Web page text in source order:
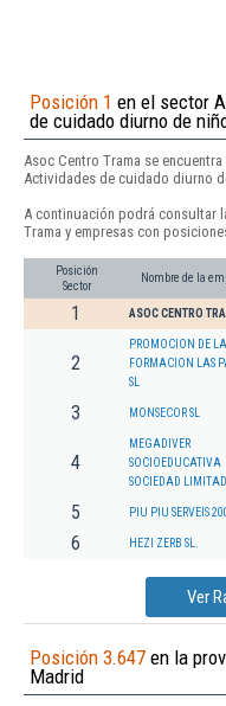
Posición 1 en el sector
de cuidado diurno de
Asoc Centro Trama se
Actividades de cuidado diurno
A continuación podrá consultar
Trama y empresas con
Posición
Sector
Nombre de la
1 ASOC CENTRO
2
PROMOCION DE LA
FORMACION LAS
SL
3 MONSECOR SL
4
MEGADIVER
SOCIOEDUCATIVA
SOCIEDAD
5 PIU PIU SERVEIS
6 HEZI ZERB SL.
Ver
Posición 3.647 en la
Madrid